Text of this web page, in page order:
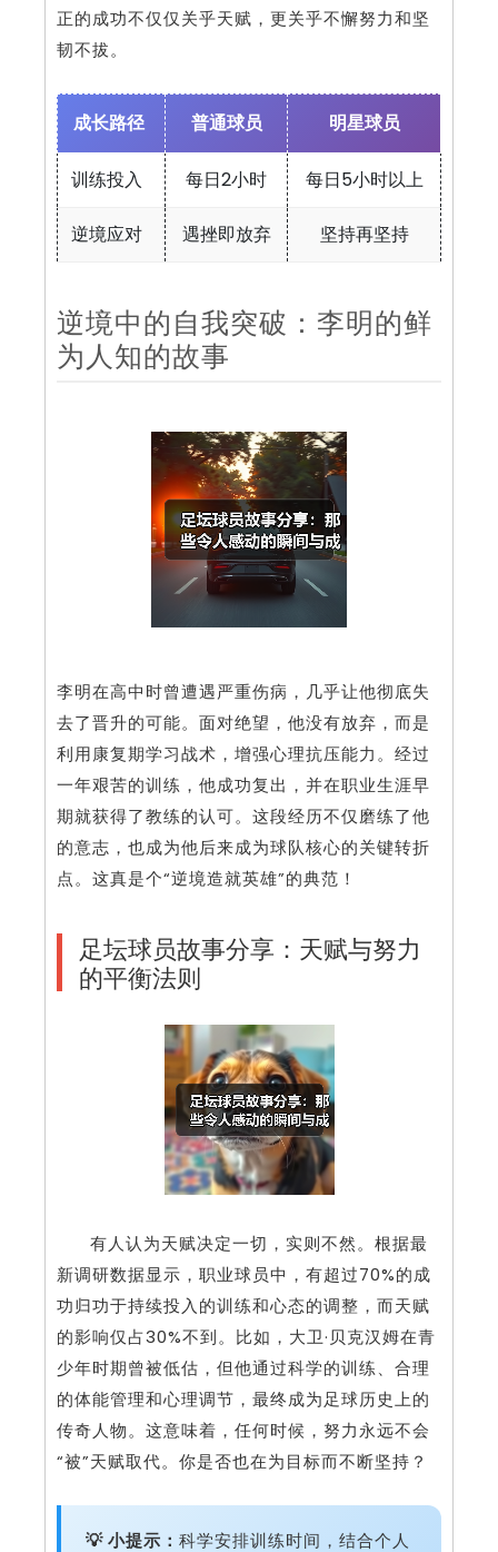
正的成功不仅仅关乎天赋，更关乎不懈努力和坚
韧不拔。
成长路径 普通球员 明星球员
训练投入 每日2小时 每日5小时以上
逆境应对 遇挫即放弃 坚持再坚持
逆境中的自我突破：李明的鲜
为人知的故事
李明在高中时曾遭遇严重伤病，几乎让他彻底失
去了晋升的可能。面对绝望，他没有放弃，而是
利用康复期学习战术，增强心理抗压能力。经过
一年艰苦的训练，他成功复出，并在职业生涯早
期就获得了教练的认可。这段经历不仅磨练了他
的意志，也成为他后来成为球队核心的关键转折
点。这真是个“逆境造就英雄”的典范！
足坛球员故事分享：天赋与努力
的平衡法则
有人认为天赋决定一切，实则不然。根据最
新调研数据显示，职业球员中，有超过70%的成
功归功于持续投入的训练和心态的调整，而天赋
的影响仅占30%不到。比如，大卫·贝克汉姆在青
少年时期曾被低估，但他通过科学的训练、合理
的体能管理和心理调节，最终成为足球历史上的
传奇人物。这意味着，任何时候，努力永远不会
“被”天赋取代。你是否也在为目标而不断坚持？
💡 小提示： 科学安排训练时间，结合个人